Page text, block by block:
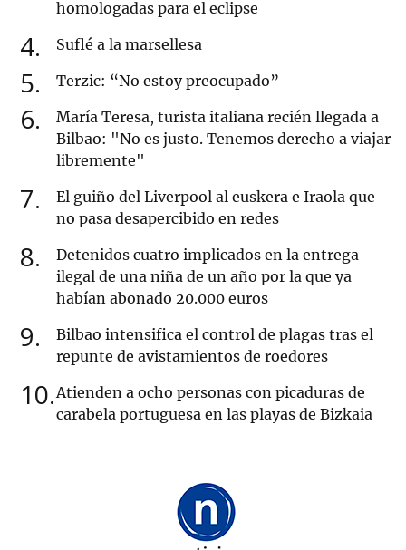
homologadas para el eclipse
4 Suflé a la marsellesa
5 Terzic: “No estoy preocupado”
6
María Teresa, turista italiana recién llegada a
Bilbao: "No es justo. Tenemos derecho a viajar
libremente"
7
El guiño del Liverpool al euskera e Iraola que
no pasa desapercibido en redes
8
Detenidos cuatro implicados en la entrega
ilegal de una niña de un año por la que ya
habían abonado 20.000 euros
9
Bilbao intensifica el control de plagas tras el
repunte de avistamientos de roedores
10 Atienden a ocho personas con picaduras de
carabela portuguesa en las playas de Bizkaia